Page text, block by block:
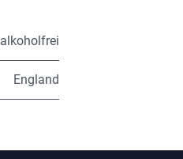
alkoholfrei
England